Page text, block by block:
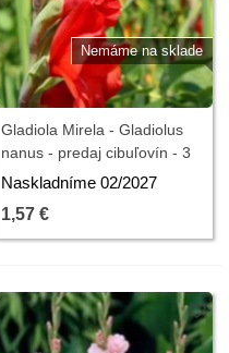
Nemáme na sklade
Gladiola Mirela - Gladiolus
nanus - predaj cibuľovín - 3
ks
Naskladníme 02/2027
1,57 €